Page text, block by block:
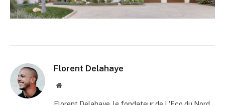
Florent Delahaye
Site